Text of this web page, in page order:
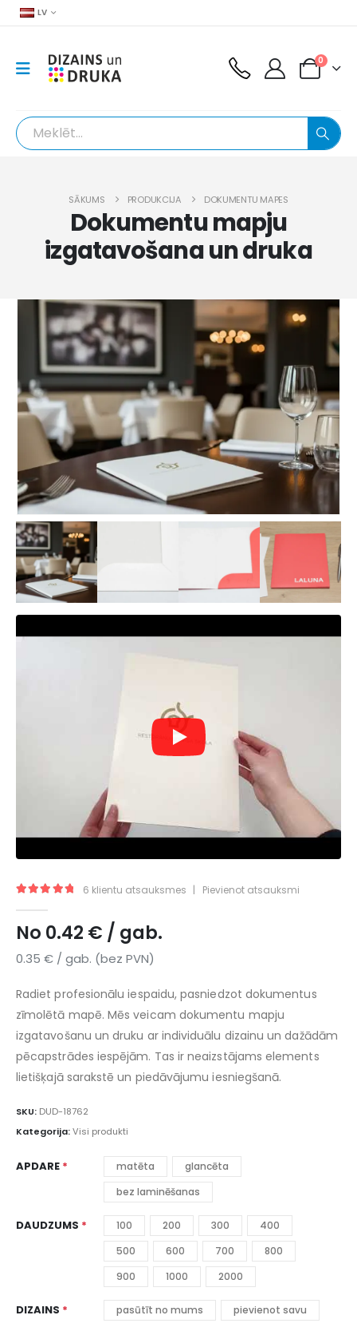
LV
0
SĀKUMS PRODUKCIJA DOKUMENTU MAPES
Dokumentu mapju
izgatavošana un druka
6 klientu atsauksmes | Pievienot atsauksmi
No 0.42 € / gab.
0.35 € / gab. (bez PVN)
Radiet profesionālu iespaidu, pasniedzot dokumentus
zīmolētā mapē. Mēs veicam dokumentu mapju
izgatavošanu un druku ar individuālu dizainu un dažādām
pēcapstrādes iespējām. Tas ir neaizstājams elements
lietišķajā sarakstē un piedāvājumu iesniegšanā.
SKU: DUD-18762
Kategorija:Visi produkti
APDARE matēta
glancēta
bez laminēšanas
DAUDZUMS 100 200 300
400
500
600 700
800
900
1000 2000
DIZAINS pasūtīt no mums pievienot savu